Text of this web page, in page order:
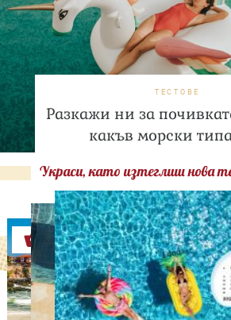
ТЕСТОВЕ
Разкажи ни за
какъв морски
Украси, като изтеглиш нова
Оферти